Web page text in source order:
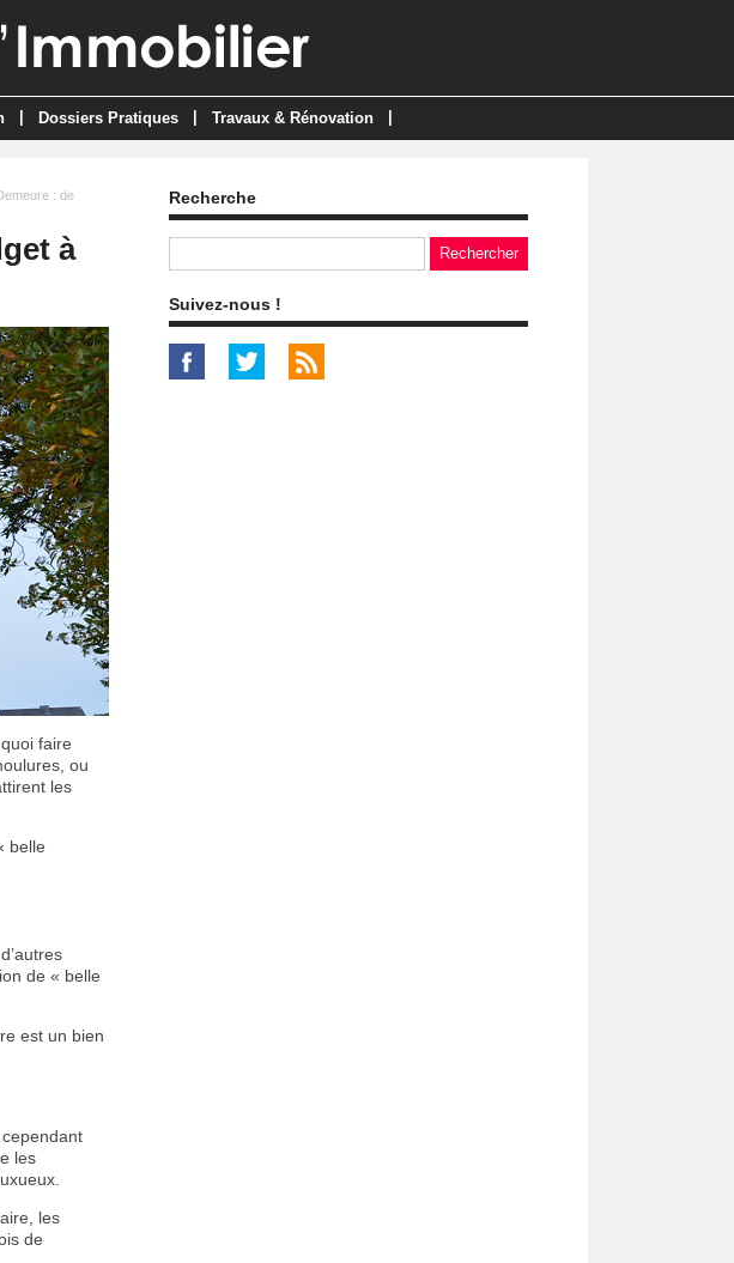
Dossiers Pratiques Travaux & Rénovation
: de
à
faire
ou
les
belle
de « belle
est un bien
les
les
de
Recherche
Suivez-nous !